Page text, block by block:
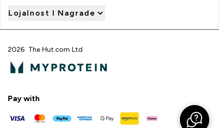
Lojalnost I Nagrade
2026 The Hut.com Ltd
Pay with